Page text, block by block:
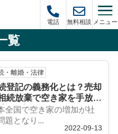
電話 無料相談 メニュー
覧
・離婚・法律
登記の義務化とは？売却
続放棄で空き家を手放す
も解説
全国で空き家の増加が社
題となり...
2022-09-13